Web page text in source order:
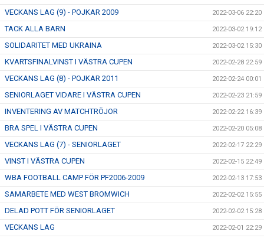
VECKANS LAG (9) - POJKAR 2009 2022-03-06 22:20
TACK ALLA BARN 2022-03-02 19:12
SOLIDARITET MED UKRAINA 2022-03-02 15:30
KVARTSFINALVINST I VÄSTRA CUPEN 2022-02-28 22:59
VECKANS LAG (8) - POJKAR 2011 2022-02-24 00:01
SENIORLAGET VIDARE I VÄSTRA CUPEN 2022-02-23 21:59
INVENTERING AV MATCHTRÖJOR 2022-02-22 16:39
BRA SPEL I VÄSTRA CUPEN 2022-02-20 05:08
VECKANS LAG (7) - SENIORLAGET 2022-02-17 22:29
VINST I VÄSTRA CUPEN 2022-02-15 22:49
WBA FOOTBALL CAMP FÖR PF2006-2009 2022-02-13 17:53
SAMARBETE MED WEST BROMWICH 2022-02-02 15:55
DELAD POTT FÖR SENIORLAGET 2022-02-02 15:28
VECKANS LAG 2022-02-01 22:29